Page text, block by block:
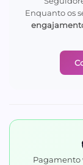
Enquanto os
Pagamento